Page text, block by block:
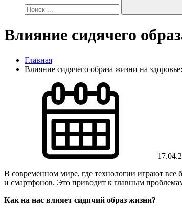
Влияние сидячего
Главная
Влияние сидячего образа жизни на
В современном мире, где технологии играют
и смартфонов. Это приводит к главным
Как на нас влияет сидячий образ жизни?